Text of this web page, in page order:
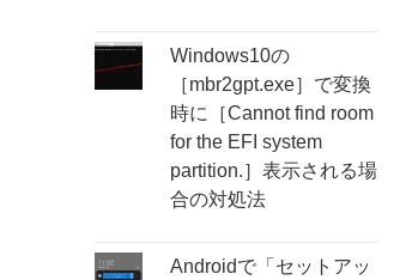
Windows10の
［mbr2gpt.exe］で変換
時に［Cannot find room
for the EFI system
partition.］表示される場
合の対処法
Androidで「セットアッ